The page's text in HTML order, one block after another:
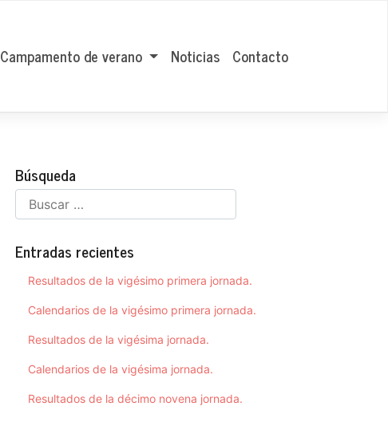
Campamento de verano Noticias Contacto
Búsqueda
Entradas recientes
Resultados de la vigésimo primera jornada.
Calendarios de la vigésimo primera jornada.
Resultados de la vigésima jornada.
Calendarios de la vigésima jornada.
Resultados de la décimo novena jornada.